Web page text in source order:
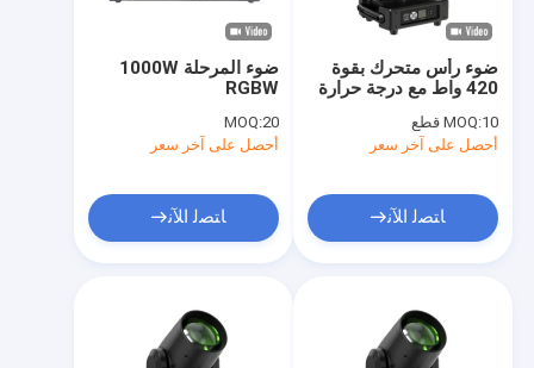
ضوء المرحلة 1000W
RGBW
MOQ:20
أحصل على آخر سعر
ﺎﺘﺼﻟ ﺍﻶﻧ
ضوء رأس متحرك بقوة
420 واط مع درجة حرارة
MOQ:10 قطع
أحصل على آخر سعر
ﺎﺘﺼﻟ ﺍﻶﻧ